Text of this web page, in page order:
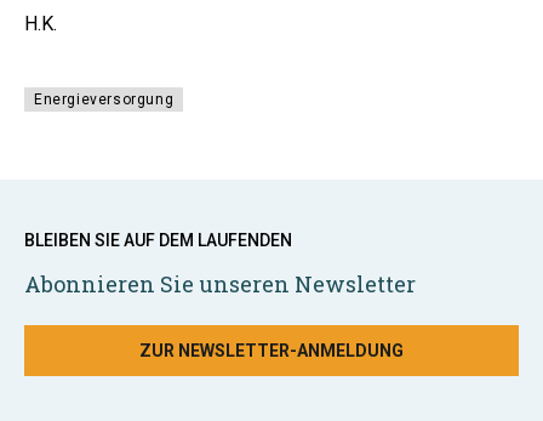
H.K.
Energieversorgung
BLEIBEN SIE AUF DEM LAUFENDEN
Abonnieren Sie unseren Newsletter
ZUR NEWSLETTER-ANMELDUNG